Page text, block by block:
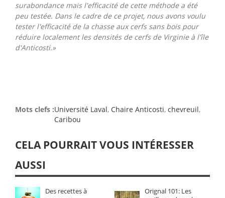
surabondance mais l'efficacité de cette méthode a été
peu testée. Dans le cadre de ce projet, nous avons voulu
tester l'efficacité de la chasse aux cerfs sans bois pour
réduire localement les densités de cerfs de Virginie à l'île
d'Anticosti.»
Mots clefs :Université Laval, Chaire Anticosti, chevreuil,
Caribou
CELA POURRAIT VOUS INTÉRESSER
AUSSI
Des recettes à
Orignal 101: Les